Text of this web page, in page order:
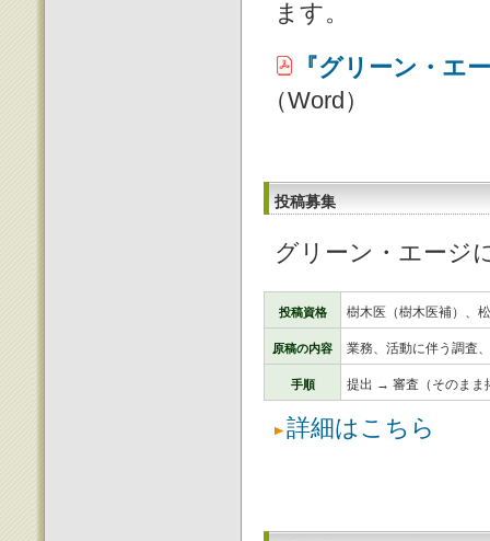
ます。
『グリーン・エ
（Word）
投稿募集
グリーン・エージ
投稿資格 樹木医（樹木医補）、
原稿の内容 業務、活動に伴う調査
手順 提出 → 審査（そのまま
詳細はこちら